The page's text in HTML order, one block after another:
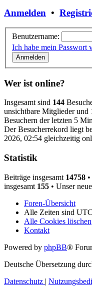
Anmelden •
Benutzername:
Ich habe mein Passwort
Wer ist online?
Insgesamt sind 144
unsichtbare Mitglieder und
Besuchern der letzten 5
Der Besucherrekord liegt
2026, 02:54 gleichzeitig
Statistik
Beiträge insgesamt 14758
insgesamt 155 • Unser
Foren-Übersicht
Alle Zeiten sind
Alle Cookies löschen
Kontakt
Powered by phpBB®
Deutsche Übersetzung
Datenschutz |